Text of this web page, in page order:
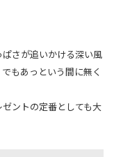
さが追いかける深い風
もあっという間に無く
ントの定番としても大